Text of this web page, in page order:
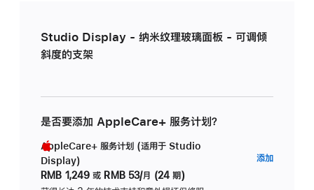
Studio Display - 纳米纹理玻璃面板 - 可调倾
斜度的支架
是否要添加 AppleCare+ 服务计划？
AppleCare+ 服务计划 (适用于 Studio
Display)
RMB 1,249 或 RMB 53/月 (24 期)
添加